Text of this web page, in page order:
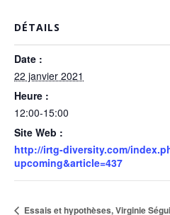
DÉTAILS
Date :
22 janvier 2021
Heure :
12:00-15:00
Site Web :
http://irtg-diversity.com/
upcoming&article=437
Essais et hypothèses, Virginie